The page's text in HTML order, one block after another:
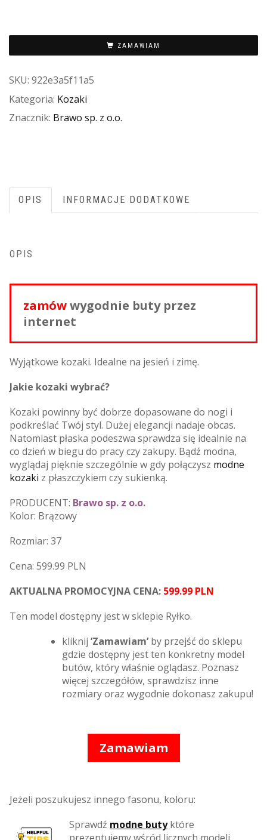
ZAMAWIAM
SKU: 922e3a5f11a5
Kategoria: Kozaki
Znacznik: Brawo sp. z o.o.
OPIS INFORMACJE DODATKOWE
OPIS
zamówwygodnie buty przez
internet
Wyjątkowe kozaki. Idealne na jesień i zimę.
Jakie kozaki wybrać?
Kozaki powinny być dobrze dopasowane do nogi i
podkreślać Twój styl. Dużej elegancji nadaje obcas.
Natomiast płaska podeszwa sprawdza się idealnie na
co dzień w biegu do pracy czy zakupy. Bądź modna,
wyglądaj pięknie szczególnie w gdy połączysz modne
kozaki z płaszczykiem czy sukienką.
PRODUCENT: Brawo sp. z o.o.
Kolor: Brązowy
Rozmiar: 37
Cena: 599.99 PLN
AKTUALNA PROMOCYJNA CENA: 599.99 PLN
Ten model dostępny jest w sklepie Ryłko.
kliknij ’Zamawiam’by przejść do sklepu
gdzie dostępny jest ten konkretny model
butów, który właśnie oglądasz. Poznasz
więcej szczegółów, sprawdzisz inne
rozmiary oraz wygodnie dokonasz zakupu!
Zamawiam
Jeżeli poszukujesz innego fasonu, koloru:
Sprawdź modne butyktóre